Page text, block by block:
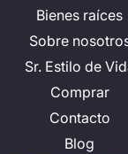
Bienes raíces
Sobre
Sr. Estilo de
Comprar
Contacto
Blog